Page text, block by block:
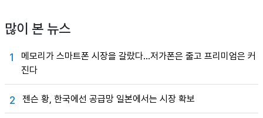
많이 본 뉴스
1
메모리가 스마트폰 시장을 갈랐다…저가폰은 줄고 프리미엄은 커
진다
2 젠슨 황, 한국에선 공급망 일본에서는 시장 확보